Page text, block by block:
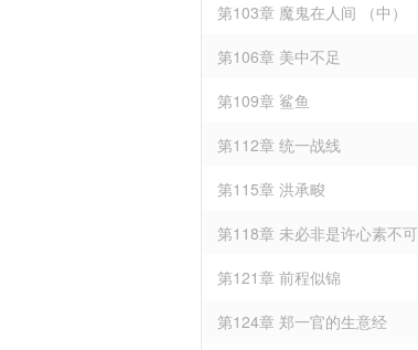
第103章 魔鬼在人间 （中）
第106章 美中不足
第109章 鲨鱼
第112章 统一战线
第115章 洪承畯
第118章 未必非是许心素不可
第121章 前程似锦
第124章 郑一官的生意经